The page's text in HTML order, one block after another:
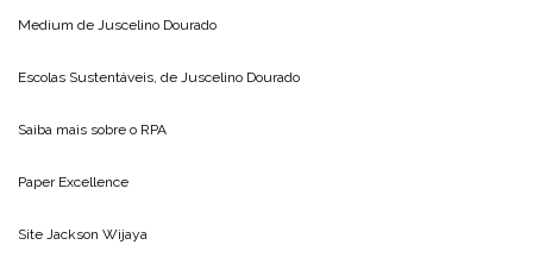
Medium de Juscelino Dourado
Escolas Sustentáveis, de Juscelino Dourado
Saiba mais sobre o RPA
Paper Excellence
Site Jackson Wijaya